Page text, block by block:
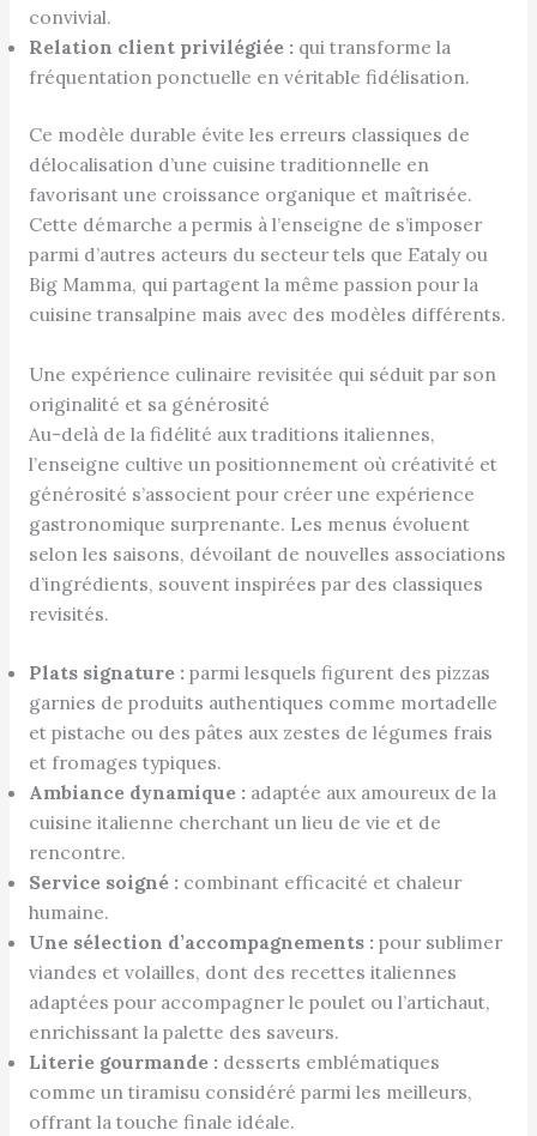
convivial.
Relation client privilégiée : qui transforme la
fréquentation ponctuelle en véritable fidélisation.
Ce modèle durable évite les erreurs classiques de
délocalisation d’une cuisine traditionnelle en
favorisant une croissance organique et maîtrisée.
Cette démarche a permis à l’enseigne de s’imposer
parmi d’autres acteurs du secteur tels que Eataly ou
Big Mamma, qui partagent la même passion pour la
cuisine transalpine mais avec des modèles différents.
Une expérience culinaire revisitée qui séduit par son
originalité et sa générosité
Au-delà de la fidélité aux traditions italiennes,
l’enseigne cultive un positionnement où créativité et
générosité s’associent pour créer une expérience
gastronomique surprenante. Les menus évoluent
selon les saisons, dévoilant de nouvelles associations
d’ingrédients, souvent inspirées par des classiques
revisités.
Plats signature : parmi lesquels figurent des pizzas
garnies de produits authentiques comme mortadelle
et pistache ou des pâtes aux zestes de légumes frais
et fromages typiques.
Ambiance dynamique : adaptée aux amoureux de la
cuisine italienne cherchant un lieu de vie et de
rencontre.
Service soigné : combinant efficacité et chaleur
humaine.
Une sélection d’accompagnements : pour sublimer
viandes et volailles, dont des recettes italiennes
adaptées pour accompagner le poulet ou l’artichaut,
enrichissant la palette des saveurs.
Literie gourmande : desserts emblématiques
comme un tiramisu considéré parmi les meilleurs,
offrant la touche finale idéale.